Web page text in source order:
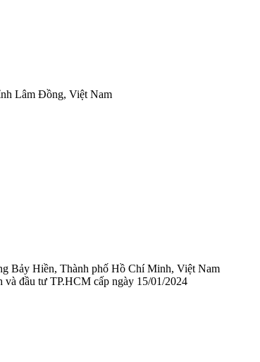
Lâm Đồng, Việt Nam
Bảy Hiền, Thành phố Hồ Chí Minh, Việt Nam
và đầu tư TP.HCM cấp ngày 15/01/2024